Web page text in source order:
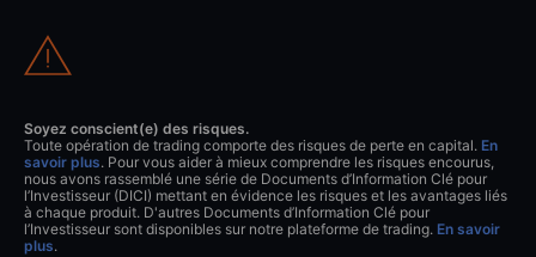
Soyez conscient(e) des risques.
Toute opération de trading comporte des risques de perte en capital. En
savoir plus. Pour vous aider à mieux comprendre les risques encourus,
nous avons rassemblé une série de Documents d’Information Clé pour
l’Investisseur (DICI) mettant en évidence les risques et les avantages liés
à chaque produit. D'autres Documents d’Information Clé pour
l’Investisseur sont disponibles sur notre plateforme de trading. En savoir
plus.